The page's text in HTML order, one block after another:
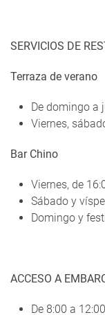
SERVICIOS DE
Terraza de verano
De domingo a
Viernes,
Bar Chino
Viernes, de
Sábado y
Domingo y
ACCESO A
De 8:00 a